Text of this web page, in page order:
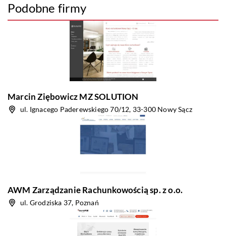
Podobne firmy
Marcin Ziębowicz MZ SOLUTION
ul. Ignacego Paderewskiego 70/12, 33-300 Nowy Sącz
AWM Zarządzanie Rachunkowością sp. z o.o.
ul. Grodziska 37, Poznań